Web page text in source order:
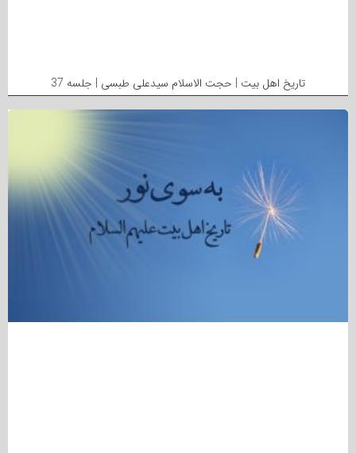
تاریخ اهل بیت | حجت الاسلام سیدعلی طبسی | جلسه 37